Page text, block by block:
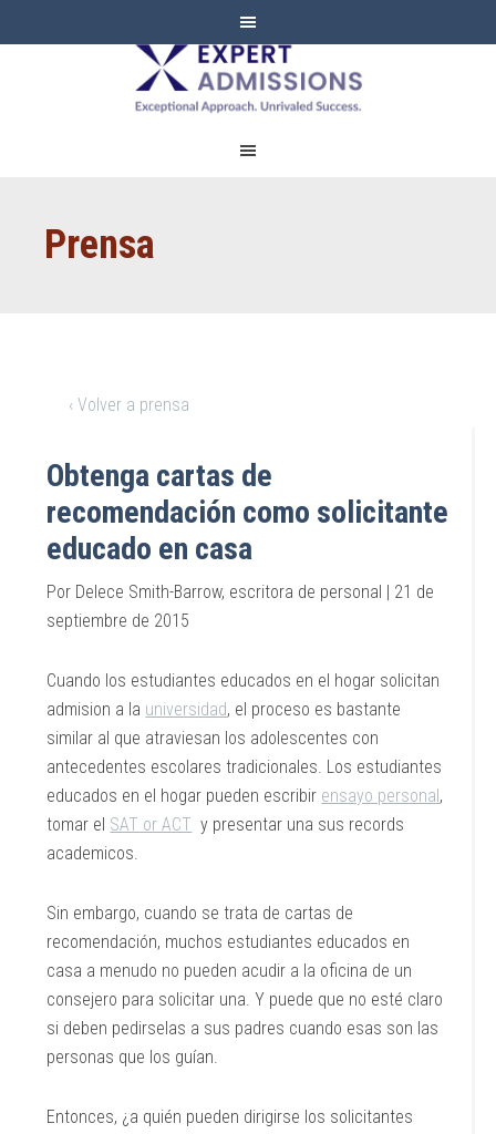
EXPERT
ADMISSIONS
Prensa
‹ Volver a prensa
Obtenga cartas de
recomendación como solicitante
educado en casa
Por Delece Smith-Barrow, escritora de personal | 21 de
septiembre de 2015
Cuando los estudiantes educados en el hogar solicitan
admision a la universidad, el proceso es bastante
similar al que atraviesan los adolescentes con
antecedentes escolares tradicionales. Los estudiantes
educados en el hogar pueden escribir ensayo personal,
tomar el SAT or ACT y presentar una sus records
academicos.
Sin embargo, cuando se trata de cartas de
recomendación, muchos estudiantes educados en
casa a menudo no pueden acudir a la oficina de un
consejero para solicitar una. Y puede que no esté claro
si deben pedirselas a sus padres cuando esas son las
personas que los guían.
Entonces, ¿a quién pueden dirigirse los solicitantes